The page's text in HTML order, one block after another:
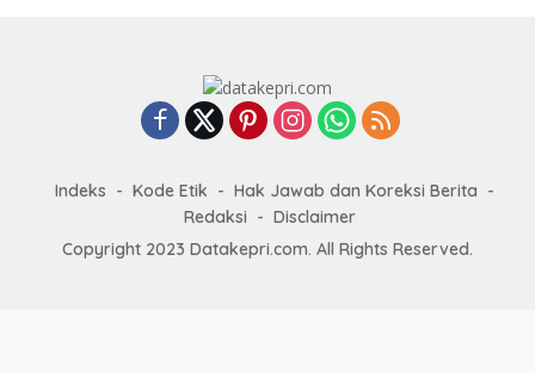
Indeks Kode Etik
Hak Jawab dan Koreksi Berita
Redaksi
Disclaimer
Copyright 2023 Datakepri.com. All Rights Reserved.